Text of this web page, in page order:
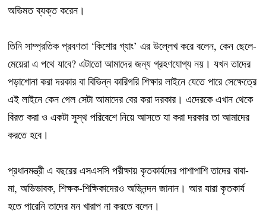
অভিমত ব্যক্ত করেন।
তিনি সাম্প্রতিক প্রবণতা ‘কিশোর গ্যাং’ এর উল্লেখ করে বলেন, কেন ছেলে-
মেয়েরা এ পথে যাবে? এটাতো আমাদের জন্য গ্রহণযোগ্য নয়। যখন তাদের
পড়াশোনা করা দরকার বা বিভিন্ন কারিগরি শিক্ষার লাইনে যেতে পারে সেক্ষেত্রে
এই লাইনে কেন গেল সেটা আমাদের বের করা দরকার। এদেরকে এখান থেকে
বিরত করা ও একটা সুস্থ পরিবেশে নিয়ে আসতে যা করা দরকার তা আমাদের
করতে হবে।
প্রধানমন্ত্রী এ বছরের এসএসসি পরীক্ষায় কৃতকার্যদের পাশাপাশি তাদের বাবা-
মা, অভিভাবক, শিক্ষক-শিক্ষিকাদেরও অভিনন্দন জানান। আর যারা কৃতকার্য
হতে পারেনি তাদের মন খারাপ না করতে বলেন।